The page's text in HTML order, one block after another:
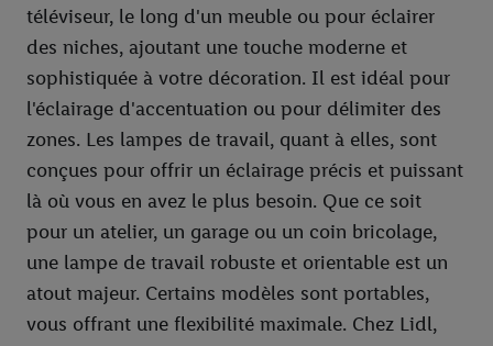
téléviseur, le long d'un meuble ou pour éclairer
des niches, ajoutant une touche moderne et
sophistiquée à votre décoration. Il est idéal pour
l'éclairage d'accentuation ou pour délimiter des
zones. Les lampes de travail, quant à elles, sont
conçues pour offrir un éclairage précis et puissant
là où vous en avez le plus besoin. Que ce soit
pour un atelier, un garage ou un coin bricolage,
une lampe de travail robuste et orientable est un
atout majeur. Certains modèles sont portables,
vous offrant une flexibilité maximale. Chez Lidl,